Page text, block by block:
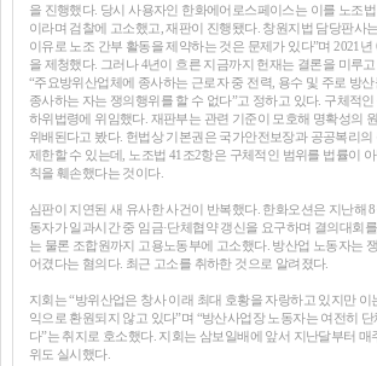
을 진행했다. 당시 사용자인 한화에어로스페이스는 이를 노조
이라며 검찰에 고소했고, 재판이 진행됐다. 창원지법 담당판사
이유로 노조 간부 활동을 제약하는 것은 문제가 있다”며 2021
을 제청했다. 그러나 4년이 흐른 지금까지 헌재는 결론을 미루
“주요방위산업체에 종사하는 근로자 중 전력, 용수 및 주로 방
종사하는 자는 쟁의행위를 할 수 없다”고 정하고 있다. 구체적
하위법령에 위임했다. 재판부는 관련 기준이 모호해 명확성의
위배된다고 봤다. 헌법상 기본권은 국가안전보장과 공공복리
제한할 수 있는데, 노조법 41조2항은 구체적인 범위를 법률이
칙을 훼손했다는 것이다.
심판이 지연된 새 유사한 사건이 반복했다. 한화오션은 지난해
동자가 일과시간 중 임금·단체협약 갱신을 요구하며 결의대회
는 물론 조합원까지 고용노동부에 고소했다. 방산업 노동자는
어겼다는 혐의다. 최근 고소를 취하한 것으로 알려졌다.
지회는 “방위산업은 창사 이래 최대 호황을 자랑하고 있지만 이
익으로 환원되지 않고 있다”며 “방산사업장 노동자는 여전히
다”는 취지로 호소했다. 지회는 삼보일배에 앞서 지난달부터 매
위도 실시했다.